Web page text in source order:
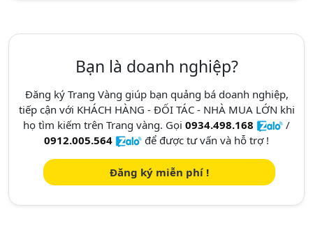
Bạn là doanh nghiệp?
Đăng ký Trang Vàng giúp bạn quảng bá doanh nghiệp,
tiếp cận với KHÁCH HÀNG - ĐỐI TÁC - NHÀ MUA LỚN khi
họ tìm kiếm trên Trang vàng. Gọi 0934.498.168
/
0912.005.564
để được tư vấn và hỗ trợ !
Đăng ký miễn phí !